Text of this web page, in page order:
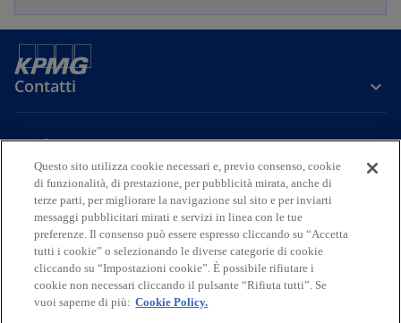
Contatti
Media
Company
s
i
a
p
s
i
a
p
s
i
a
s
i
a
s
i
a
LegalPrivacyAccessibilityCookie Policy
Questo sito utilizza cookie necessari e, previo consenso, cookie
di funzionalità, di prestazione, per pubblicità mirata, anche di
terze parti, per migliorare la navigazione sul sito e per inviarti
messaggi pubblicitari mirati e servizi in linea con le tue
preferenze. Il consenso può essere espresso cliccando su “Accetta
tutti i cookie” o selezionando le diverse categorie di cookie
cliccando su “Impostazioni cookie”. È possibile rifiutare i
cookie non necessari cliccando il pulsante “Rifiuta tutti”. Se
vuoi saperne di più: Cookie Policy.